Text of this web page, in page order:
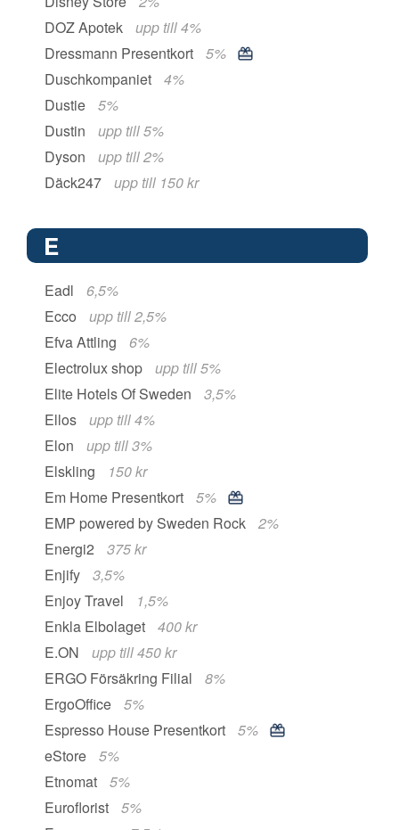
DOZ Apotek
upp till 4%
Dressmann Presentkort
5%
Duschkompaniet
4%
Dustie
5%
Dustin
upp till 5%
Dyson
upp till 2%
Däck247
upp till 150 kr
E
Eadl
6,5%
Ecco
upp till 2,5%
Efva Attling
6%
Electrolux shop
upp till 5%
Elite Hotels Of Sweden
3,5%
Ellos
upp till 4%
Elon
upp till 3%
Elskling
150 kr
Em Home Presentkort
5%
EMP powered by Sweden Rock
2%
Energi2
375 kr
Enjify
3,5%
Enjoy Travel
1,5%
Enkla Elbolaget
400 kr
E.ON
upp till 450 kr
ERGO Försäkring Filial
8%
ErgoOffice
5%
Espresso House Presentkort
5%
eStore
5%
Etnomat
5%
Euroflorist
5%